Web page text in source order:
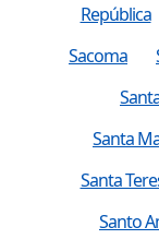
República
Sacoma
Santa
Santa
Santo